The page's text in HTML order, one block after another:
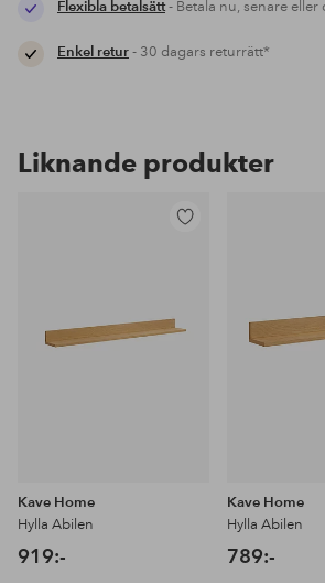
Flexibla betalsätt- Betala nu, senare eller
Enkel retur- 30 dagars returrätt*
Liknande produkter
Kave Home
Hylla Abilen
919:-
Kave Home
Hylla Abilen
789:-